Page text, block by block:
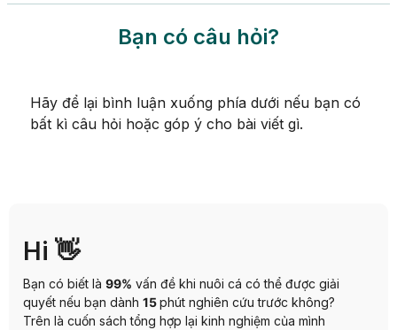
Bạn có câu hỏi?
Hãy để lại bình luận xuống phía dưới nếu bạn có
bất kì câu hỏi hoặc góp ý cho bài viết gì.
Hi 👋
Bạn có biết là 99% vấn đề khi nuôi cá có thể được giải
quyết nếu bạn dành 15phút nghiên cứu trước không?
Trên là cuốn sách tổng hợp lại kinh nghiệm của mình